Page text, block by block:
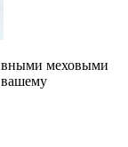
меховыми